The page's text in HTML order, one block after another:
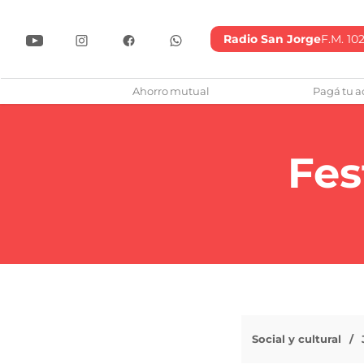
Radio San JorgeF.M.
Ahorro mutual Pagá tu
Social y cultural